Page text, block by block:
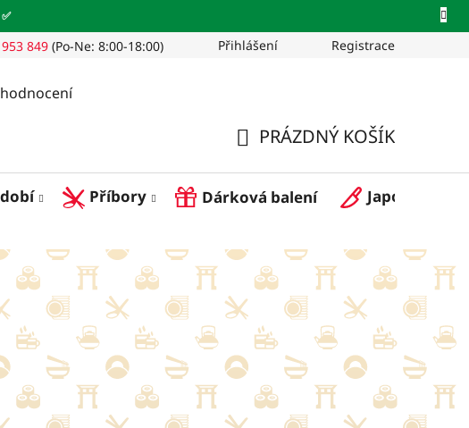
849 (Po-Ne: 8:00-18:00) Pro restaurace
Přihlášení Registrace
KOŠÍK
PRÁZDNÝ KOŠÍK
Příbory Dárková balení Japonské